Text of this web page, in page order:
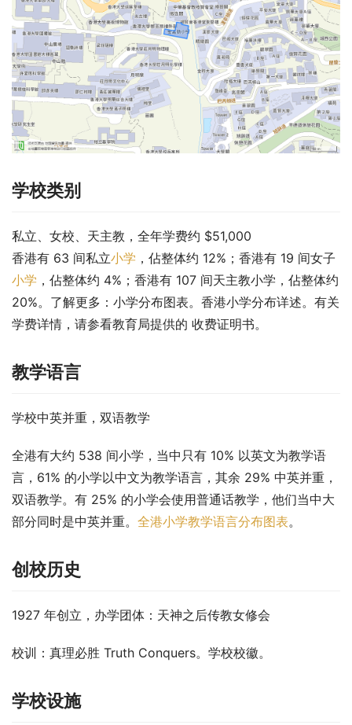
学校类别
私立、女校、天主教，全年学费约 $51,000
香港有 63 间私立小学 ，佔整体约 12%；香港有 19 间女子
小学 ，佔整体约 4%；香港有 107 间天主教小学，佔整体约
20%。了解更多：小学分布图表。香港小学分布详述。有关
学费详情，请参看教育局提供的 收费证明书。
教学语言
学校中英并重，双语教学
全港有大约 538 间小学，当中只有 10% 以英文为教学语
言，61% 的小学以中文为教学语言，其余 29% 中英并重，
双语教学。有 25% 的小学会使用普通话教学，他们当中大
部分同时是中英并重。 全港小学教学语言分布图表。
创校历史
1927 年创立，办学团体：天神之后传教女修会
校训：真理必胜 Truth Conquers。学校校徽。
学校设施